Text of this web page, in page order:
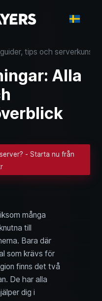
tips och
Alla
- Starta nu från
många
till
Bara där
som krävs för
finns det två
De har alla
dig i